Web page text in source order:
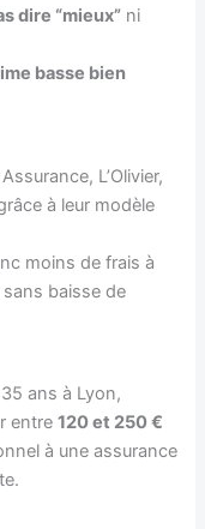
dire “mieux” ni
basse bien
L’Olivier,
à leur modèle
moins de frais à
sans baisse de
ans à Lyon,
entre120 et 250 €
à une assurance